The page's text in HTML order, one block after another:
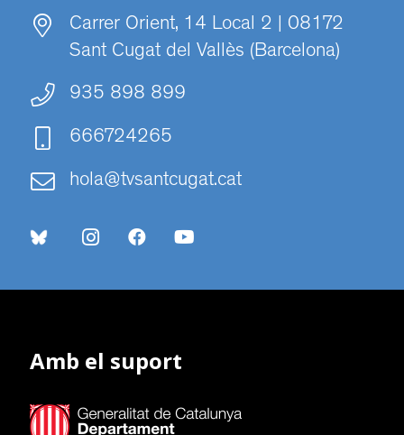
Carrer Orient, 14 Local 2 | 08172
Sant Cugat del Vallès (Barcelona)
935 898 899
666724265
hola@tvsantcugat.cat
Amb el suport